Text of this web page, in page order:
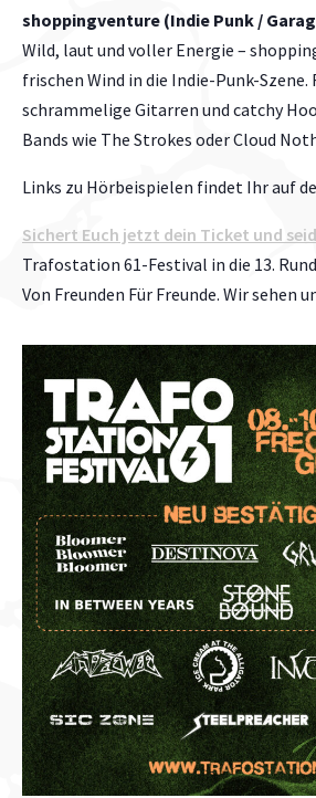
shoppingventure (Indie Punk /
Wild, laut und voller Energie –
frischen Wind in die Indie-Punk-Szene.
schrammelige Gitarren und catchy
Bands wie The Strokes oder Cloud
Links zu Hörbeispielen findet Ihr auf
Sichert Euch jetzt dein Ticket und
Trafostation 61-Festival in die 13.
Von Freunden Für Freunde. Wir sehen